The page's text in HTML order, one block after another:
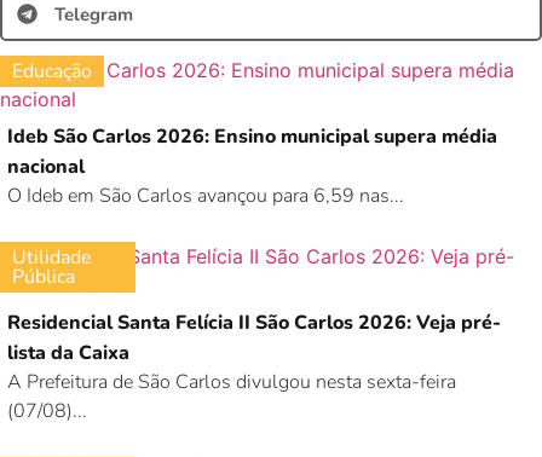
Telegram
Educação
Ideb São Carlos 2026: Ensino municipal supera média
nacional
O Ideb em São Carlos avançou para 6,59 nas...
Utilidade
Pública
Residencial Santa Felícia II São Carlos 2026: Veja pré-
lista da Caixa
A Prefeitura de São Carlos divulgou nesta sexta-feira
(07/08)...